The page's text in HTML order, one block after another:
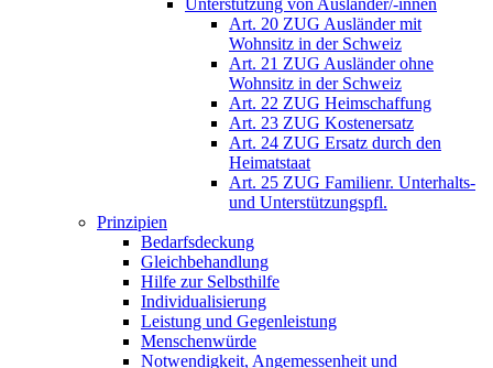
Art. 20 ZUG Ausländer mit
Wohnsitz in der Schweiz
Art. 21 ZUG Ausländer ohne
Wohnsitz in der Schweiz
Art. 22 ZUG Heimschaffung
Art. 23 ZUG Kostenersatz
Art. 24 ZUG Ersatz durch den
Heimatstaat
Art. 25 ZUG Familienr. Unterhalts-
und Unterstützungspfl.
Prinzipien
Bedarfsdeckung
Gleichbehandlung
Hilfe zur Selbsthilfe
Individualisierung
Leistung und Gegenleistung
Menschenwürde
Notwendigkeit, Angemessenheit und